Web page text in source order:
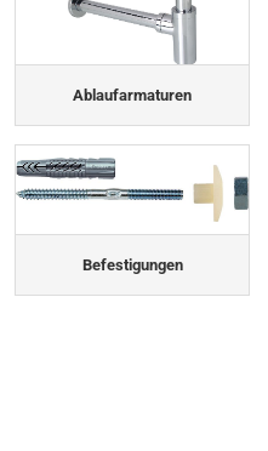
Ablaufarmaturen
Befestigungen